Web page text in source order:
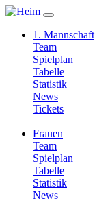
1. Mannschaft
Team
Spielplan
Tabelle
Statistik
News
Tickets
Frauen
Team
Spielplan
Tabelle
Statistik
News